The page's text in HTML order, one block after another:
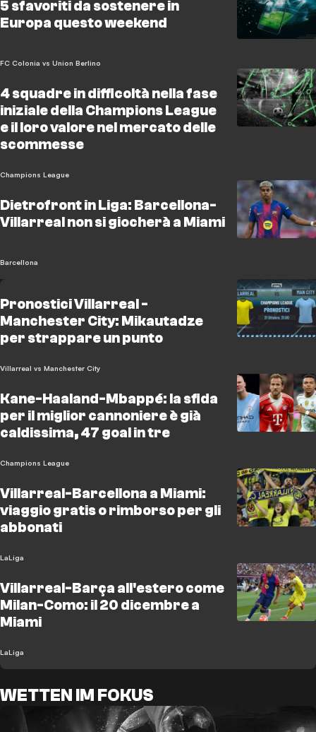
5 sfavoriti da sostenere in
Europa questo weekend
FC Colonia vs Union Berlino
4 squadre in difficoltà nella fase
iniziale della Champions League
e il loro valore nel mercato delle
scommesse
Champions League
Dietrofront in Liga: Barcellona-
Villarreal non si giocherà a Miami
Barcellona
Pronostici Villarreal -
Manchester City: Mikautadze
per strappare un punto
Villarreal vs Manchester City
Kane-Haaland-Mbappé: la sfida
per il miglior cannoniere è già
caldissima, 47 goal in tre
Champions League
Villarreal-Barcellona a Miami:
viaggio gratis o rimborso per gli
abbonati
LaLiga
Villarreal-Barça all'estero come
Milan-Como: il 20 dicembre a
Miami
LaLiga
WETTEN IM FOKUS